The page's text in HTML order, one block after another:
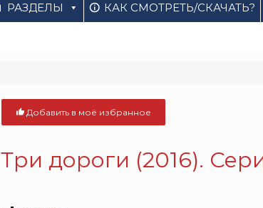
РАЗДЕЛЫ КАК СМОТРЕТЬ/СКАЧАТЬ?
Добавить в моё избранное
Три дороги (2016).